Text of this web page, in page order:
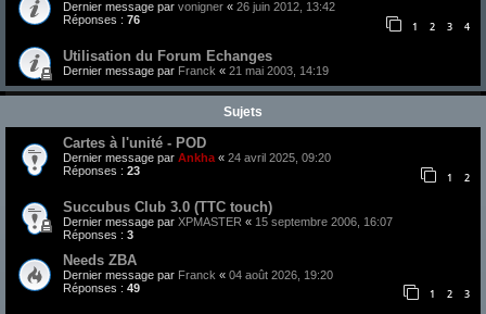
Dernier message par vonigner « 26 juin 2012, 13:42
Réponses : 76 1 2 3 4
Utilisation du Forum Echanges
Dernier message par Franck « 21 mai 2003, 14:19
Sujets
Cartes à l'unité - POD
Dernier message par Ankha « 24 avril 2025, 09:20
Réponses : 23 1 2
Succubus Club 3.0 (TTC touch)
Dernier message par XPMASTER « 15 septembre 2006, 16:07
Réponses : 3
Needs ZBA
Dernier message par Franck « 04 août 2026, 19:20
Réponses : 49 1 2 3